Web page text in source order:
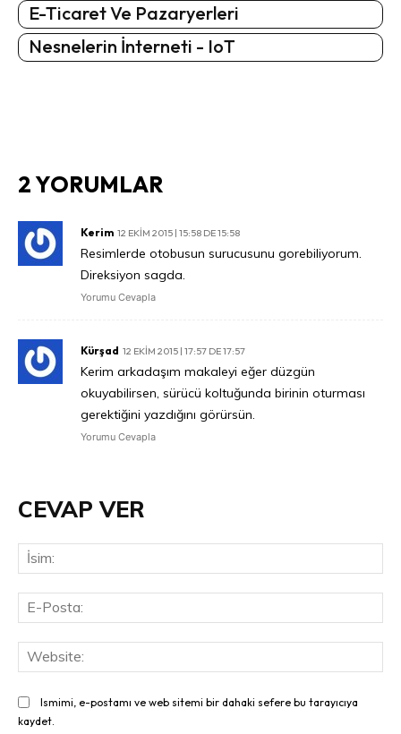
E-Ticaret Ve Pazaryerleri
Nesnelerin İnterneti - IoT
2 YORUMLAR
Kerim 12 EKIM 2015 | 15:58 DE 15:58
Resimlerde otobusun surucusunu gorebiliyorum.
Direksiyon sagda.
Yorumu Cevapla
Kürşad 12 EKIM 2015 | 17:57 DE 17:57
Kerim arkadaşım makaleyi eğer düzgün
okuyabilirsen, sürücü koltuğunda birinin oturması
gerektiğini yazdığını görürsün.
Yorumu Cevapla
CEVAP VER
Ismimi, e-postamı ve web sitemi bir dahaki sefere bu tarayıcıya
kaydet.